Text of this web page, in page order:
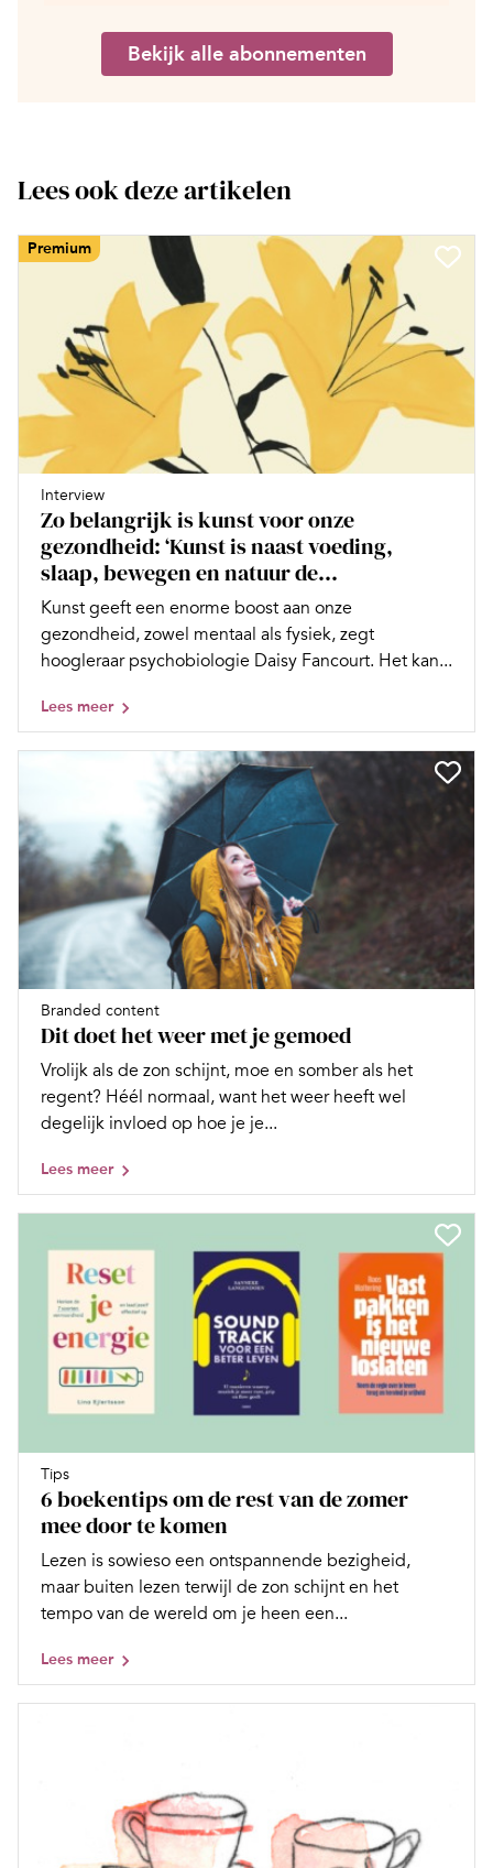
Bekijk alle abonnementen
Lees ook deze artikelen
Premium
Interview
Zo belangrijk is kunst voor onze
gezondheid: ‘Kunst is naast voeding,
slaap, bewegen en natuur de...
Kunst geeft een enorme boost aan onze
gezondheid, zowel mentaal als fysiek, zegt
hoogleraar psychobiologie Daisy Fancourt. Het kan...
Lees meer
Branded content
Dit doet het weer met je gemoed
Vrolijk als de zon schijnt, moe en somber als het
regent? Héél normaal, want het weer heeft wel
degelijk invloed op hoe je je...
Lees meer
Tips
6 boekentips om de rest van de zomer
mee door te komen
Lezen is sowieso een ontspannende bezigheid,
maar buiten lezen terwijl de zon schijnt en het
tempo van de wereld om je heen een...
Lees meer